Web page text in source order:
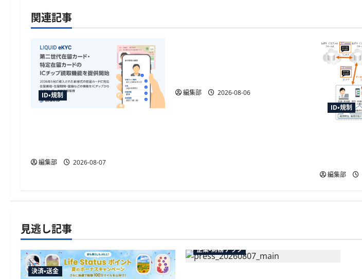
ゲ
ー
シ
ョ
ン
関連記事
ID・規制
編集部 2026-08-07
編集部
2026-08-06
ID・規制
編集部
見逃し記事
決済・送金
企業・財務テック